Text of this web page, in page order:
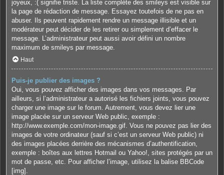
joyeux, :( signifie triste. La liste complète des smileys est visible sur
la page de rédaction de message. Essayez toutefois de ne pas en
abuser. Ils peuvent rapidement rendre un message illisible et un
modérateur peut décider de les retirer ou simplement d’effacer le
message. L’administrateur peut aussi avoir défini un nombre
maximum de smileys par message.
Haut
Puis-je publier des images ?
Oui, vous pouvez afficher des images dans vos messages. Par
ailleurs, si l’administrateur a autorisé les fichiers joints, vous pouvez
charger une image sur le forum. Autrement, vous devez lier une
image placée sur un serveur Web public, exemple :
http://www.exemple.com/mon-image.gif. Vous ne pouvez pas lier des
images de votre ordinateur (sauf si c’est un serveur Web public) ni
des images placées derrière des mécanismes d’authentification,
exemple : boîtes aux lettres Hotmail ou Yahoo!, sites protégés par un
mot de passe, etc. Pour afficher l’image, utilisez la balise BBCode
[img].